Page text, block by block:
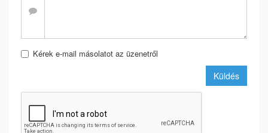
Kérek e-mail másolatot az üzenetről
Küldés